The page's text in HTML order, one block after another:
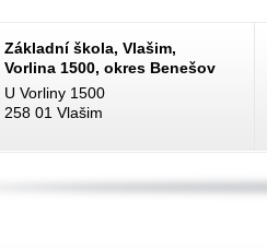
Základní škola, Vlašim,
Vorlina 1500, okres Benešov
U Vorliny 1500
258 01 Vlašim